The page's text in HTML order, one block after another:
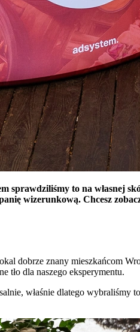
sprawdziliśmy to na własnej
wizerunkową. Chcesz
dobrze znany mieszkańcom
tło dla naszego eksperymentu.
właśnie dlatego wybraliśmy